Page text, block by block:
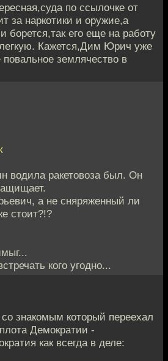
по ссылочке от
за наркотики и оружие,а
борется,так его еще на работу
Кажется,Дим Юрич уже
землячество в
водила ракетовоза был. Он
а не сняряженный ли
стоит?!?
кого угодно...
знакомым который переехал
Демократии -
как всегда в деле: